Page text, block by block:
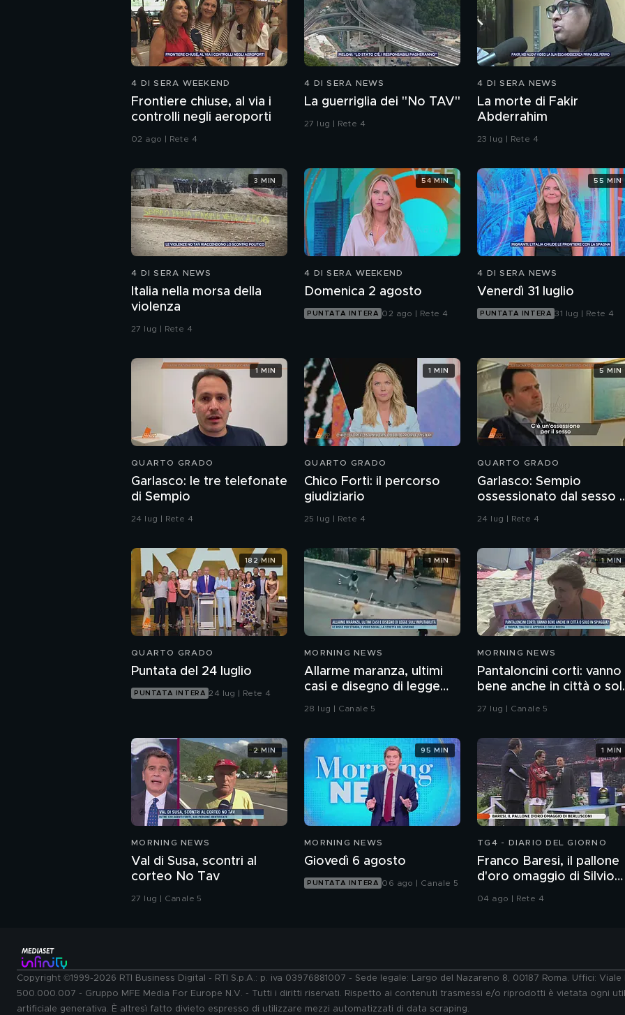
4 DI SERA WEEKEND
Frontiere chiuse, al via i
controlli negli aeroporti
02 ago | Rete 4
4 DI SERA NEWS
La guerriglia dei "No TAV"
27 lug | Rete 4
4 DI SERA NEWS
La morte di Fakir
Abderrahim
23 lug | Rete 4
4 DI SERA NEWS
Italia nella morsa della
violenza
27 lug | Rete 4
3 MIN
4 DI SERA WEEKEND
Domenica 2 agosto
PUNTATA INTERA 02 ago | Rete 4
54 MIN
4 DI SERA NEWS
Venerdì 31 luglio
PUNTATA INTERA 31 lug | Rete 4
55 MIN
QUARTO GRADO
Garlasco: le tre telefonate
di Sempio
24 lug | Rete 4
1 MIN
QUARTO GRADO
Chico Forti: il percorso
giudiziario
25 lug | Rete 4
1 MIN
QUARTO GRADO
Garlasco: Sempio
ossessionato dal sesso
ragazzo rispettoso?
24 lug | Rete 4
5 MIN
QUARTO GRADO
Puntata del 24 luglio
PUNTATA INTERA 24 lug | Rete 4
182 MIN
MORNING NEWS
Allarme maranza, ultimi
casi e disegno di legge
sull'imputabilità
28 lug | Canale 5
1 MIN
MORNING NEWS
Pantaloncini corti: vanno
bene anche in città o
in spiaggia?
27 lug | Canale 5
1 MIN
MORNING NEWS
Val di Susa, scontri al
corteo No Tav
27 lug | Canale 5
2 MIN
MORNING NEWS
Giovedì 6 agosto
PUNTATA INTERA 06 ago | Canale 5
95 MIN
TG4 - DIARIO DEL GIORNO
Franco Baresi, il pallone
d'oro omaggio di Silvio
Berlusconi
04 ago | Rete 4
1 MIN
Copyright ©1999-2026 RTI Business Digital - RTI S.p.A.: p. iva 03976881007 - Sede legale: Largo del Nazareno 8, 00187 Roma. Uffici:
500.000.007 - Gruppo MFE Media For Europe N.V. - Tutti i diritti riservati. Rispetto ai contenuti trasmessi e/o riprodotti è vietata ogni
artificiale generativa. È altresì fatto divieto espresso di utilizzare mezzi automatizzati di data scraping.